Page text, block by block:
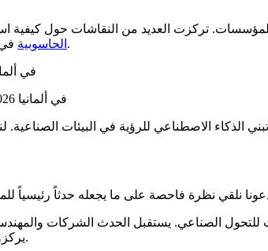
تركزت العديد من النقاشات حول كيفية
الحاسوبية في تطبيقات مثل اكتشاف العيوب، وسلامة مكان العمل، والأنظمة الجاهزة للإنتاج.
شكل 1. Pablo Karnbaum، مدير المبيعات لدينا، في معرض Hannover Messe 2026 في ألمانيا
يركزون على تطوير التصنيع والأتمتة وأنظمة الطاقة وتكنولوجيا المعلومات الصناعية.